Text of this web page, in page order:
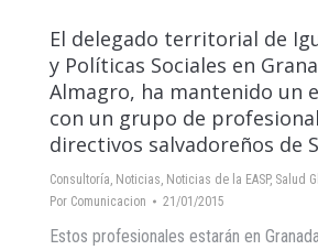
El delegado territorial de
y Políticas Sociales en
Almagro, ha mantenido un
con un grupo de
directivos salvadoreños de
Consultoría, Noticias, Noticias de la EASP, Salud
Por Comunicacion 21/01/2015
Estos profesionales estarán en